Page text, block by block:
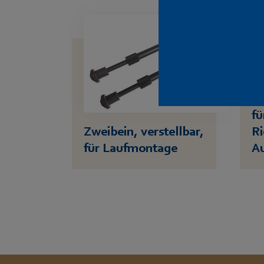
Zweibein, verstellbar,
für Laufmontage